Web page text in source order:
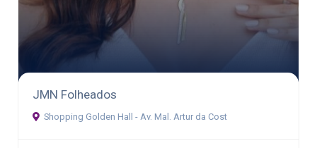
JMN Folheados
Shopping Golden Hall - Av. Mal. Artur da Cost